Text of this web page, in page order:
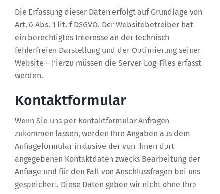
Die Erfassung dieser Daten erfolgt auf Grundlage von
Art. 6 Abs. 1 lit. f DSGVO. Der Websitebetreiber hat
ein berechtigtes Interesse an der technisch
fehlerfreien Darstellung und der Optimierung seiner
Website – hierzu müssen die Server-Log-Files erfasst
werden.
Kontaktformular
Wenn Sie uns per Kontaktformular Anfragen
zukommen lassen, werden Ihre Angaben aus dem
Anfrageformular inklusive der von Ihnen dort
angegebenen Kontaktdaten zwecks Bearbeitung der
Anfrage und für den Fall von Anschlussfragen bei uns
gespeichert. Diese Daten geben wir nicht ohne Ihre